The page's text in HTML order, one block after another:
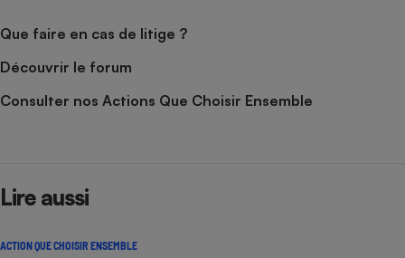
Que faire en cas de litige ?
Découvrir le forum
Consulter nos Actions Que Choisir Ensemble
Lire aussi
ACTION QUE CHOISIR ENSEMBLE